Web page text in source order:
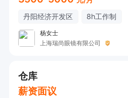
丹阳经济开发区 8h工作制
杨女士
上海瑞尚眼镜有限公司
仓库
薪资面议